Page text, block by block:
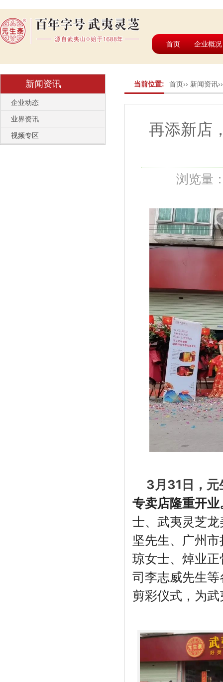
首页 企业概况
新闻资讯
企业动态
业界资讯
视频专区
当前位置: 首页›› 新闻资讯
再添新店
浏览量
3月31日，元
专卖店隆重开业
士、武夷灵芝
坚先生、广州
琼女士、焯业
司李志威先生
剪彩仪式，为